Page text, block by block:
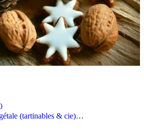
(tartinables & cie)…